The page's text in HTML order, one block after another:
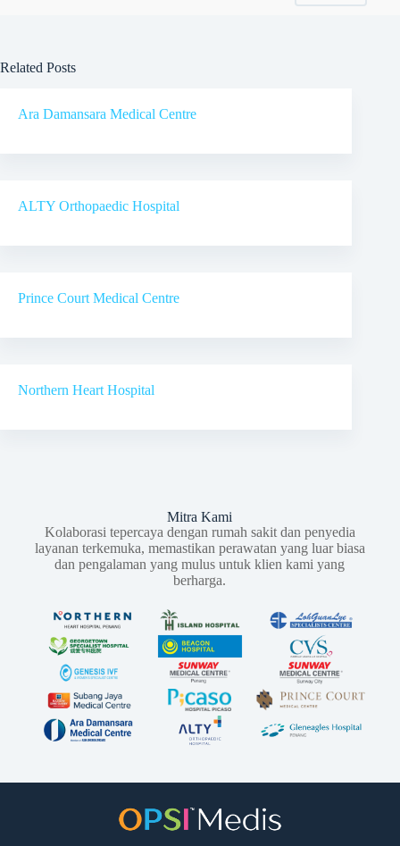
Related Posts
Ara Damansara Medical Centre
ALTY Orthopaedic Hospital
Prince Court Medical Centre
Northern Heart Hospital
Mitra Kami
Kolaborasi tepercaya dengan rumah sakit dan penyedia
layanan terkemuka, memastikan perawatan yang luar biasa
dan pengalaman yang mulus untuk klien kami yang
berharga.